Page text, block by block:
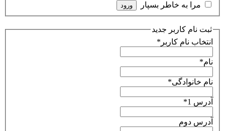
مرا به خاطر بسپار
ثبت نام کاربر جدید
انتخاب نام کاربر *
نام*
نام خانوادگی*
آدرس 1 *
آدرس دوم